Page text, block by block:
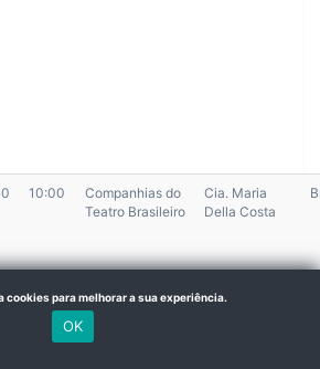
10:00
Companhias do
Teatro Brasileiro
Cia. Maria
Della Costa
cookies para melhorar a sua experiência.
OK